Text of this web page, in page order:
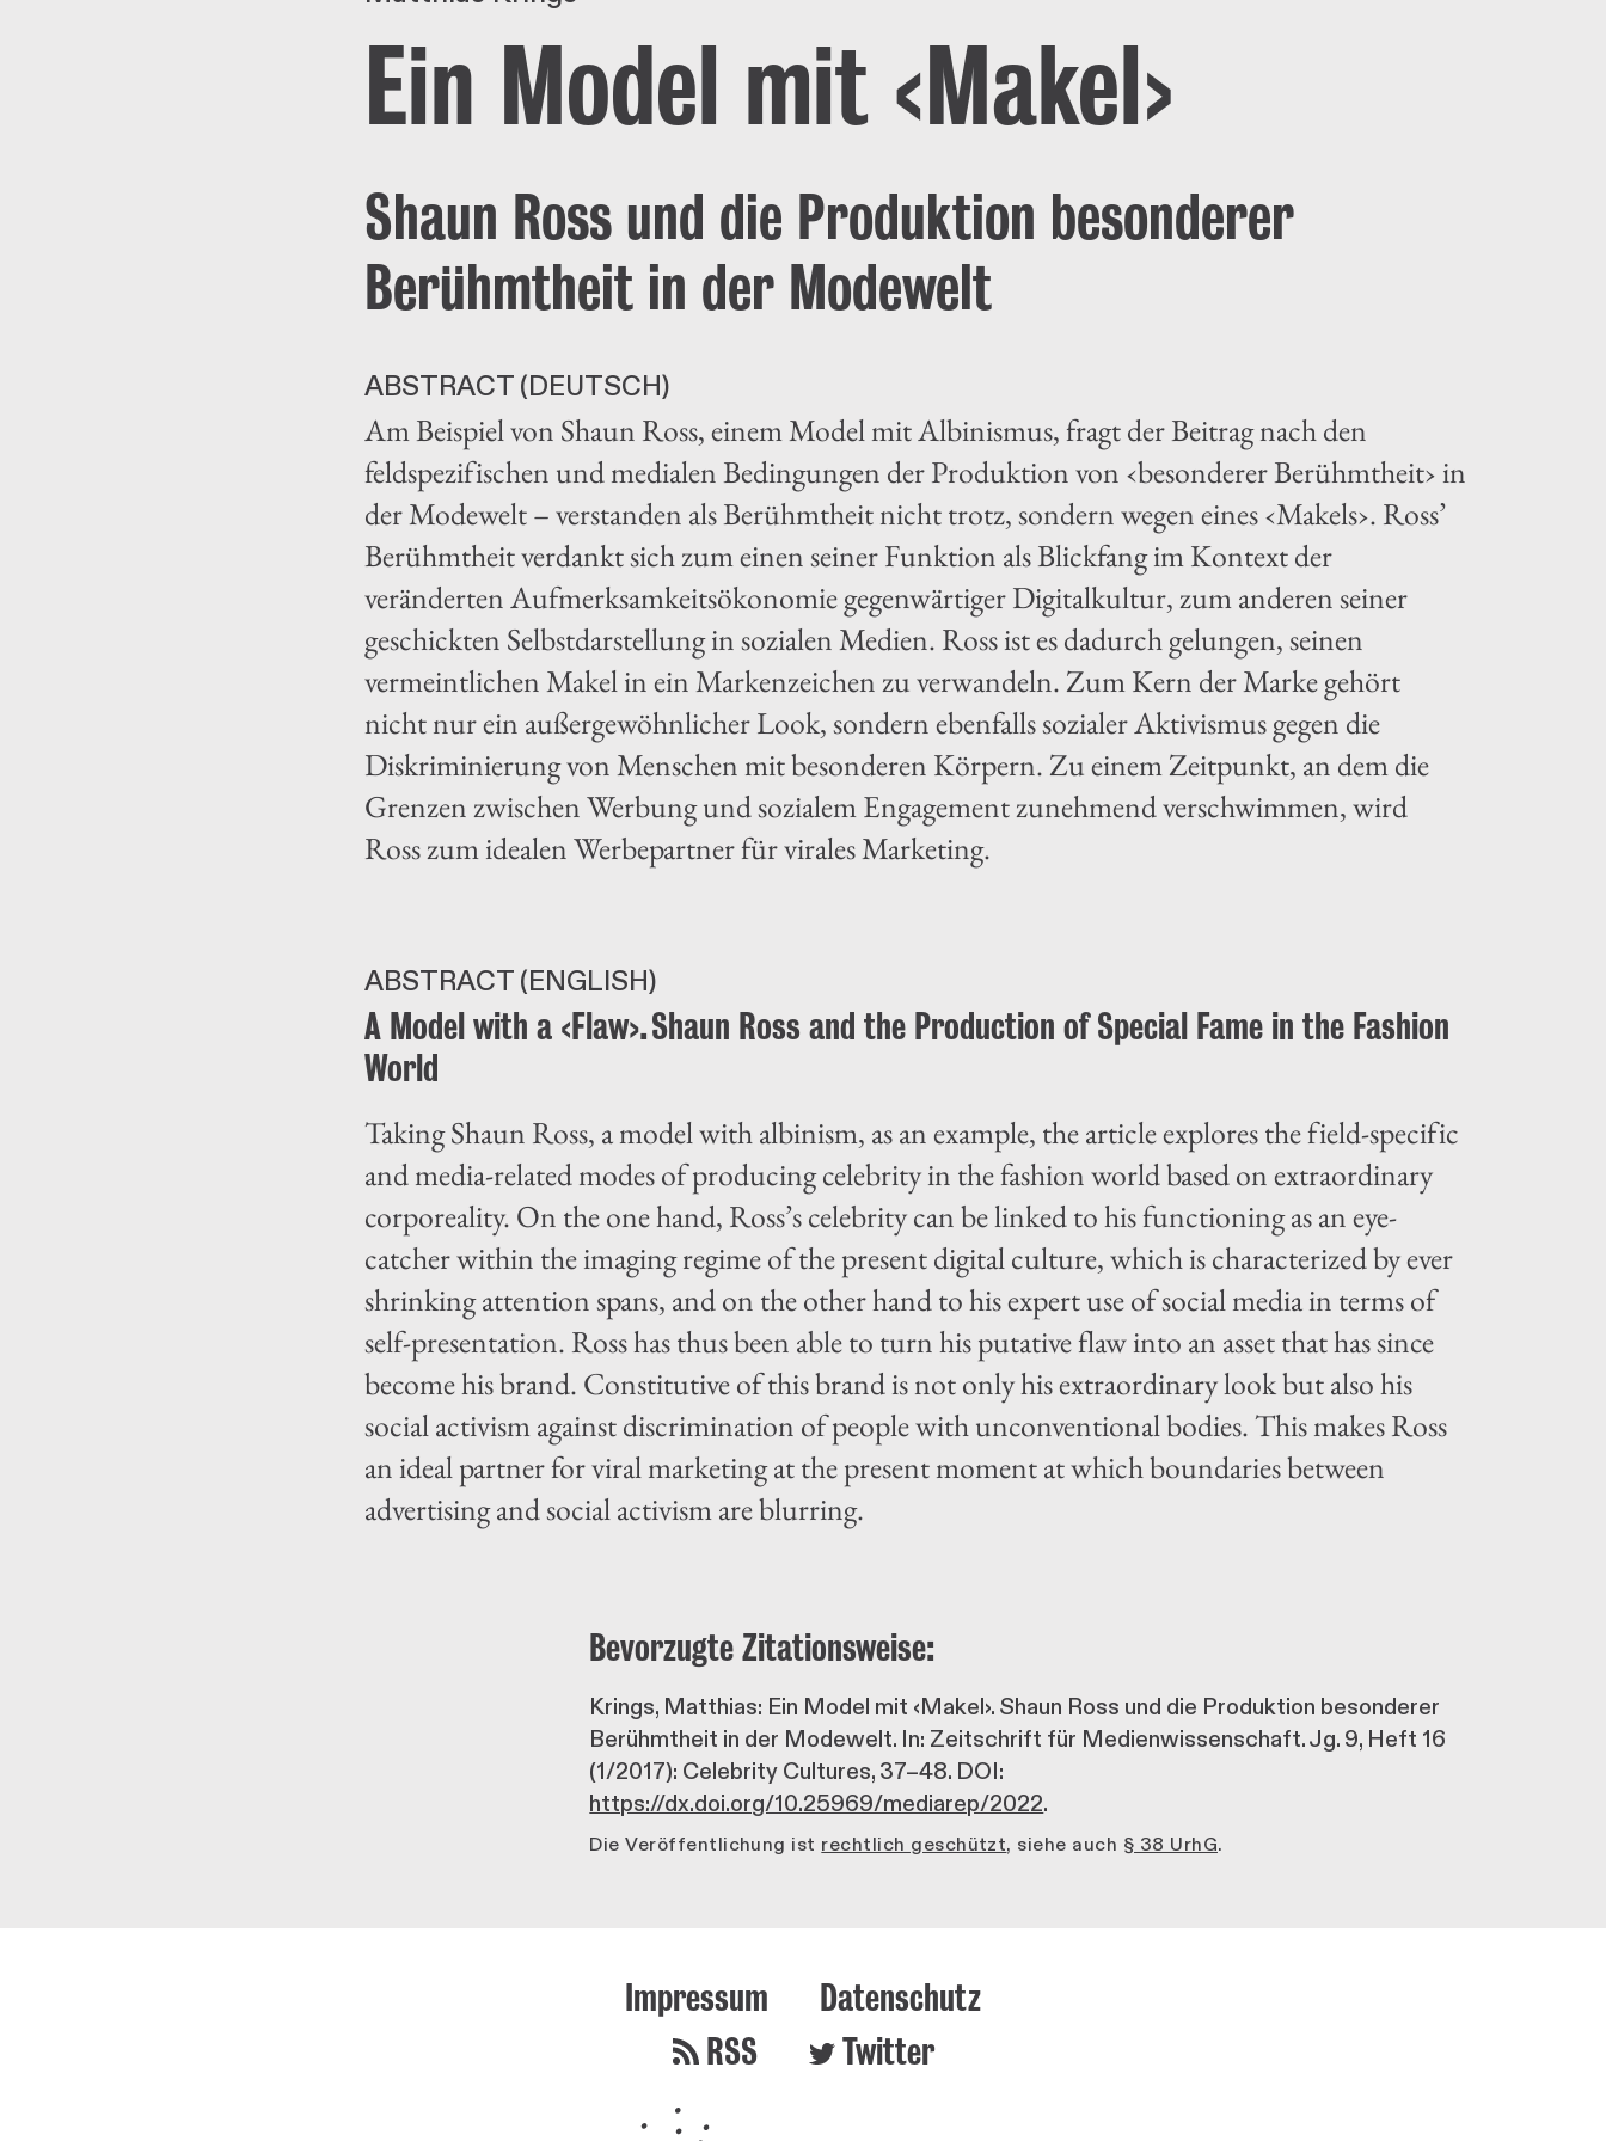
Ein Model mit ‹Makel›
Shaun Ross und die Produktion besonderer
Berühmtheit in der Modewelt
ABSTRACT (DEUTSCH)
Am Beispiel von Shaun Ross, einem Model mit Albinismus, fragt der Beitrag nach den
feldspezifischen und medialen Bedingungen der Produktion von ‹besonderer Berühmtheit› in
der Modewelt – verstanden als Berühmtheit nicht trotz, sondern wegen eines ‹Makels›. Ross’
Berühmtheit verdankt sich zum einen seiner Funktion als Blickfang im Kontext der
veränderten Aufmerksamkeitsökonomie gegenwärtiger Digitalkultur, zum anderen seiner
geschickten Selbstdarstellung in sozialen Medien. Ross ist es dadurch gelungen, seinen
vermeintlichen Makel in ein Markenzeichen zu verwandeln. Zum Kern der Marke gehört
nicht nur ein außergewöhnlicher Look, sondern ebenfalls sozialer Aktivismus gegen die
Diskriminierung von Menschen mit besonderen Körpern. Zu einem Zeitpunkt, an dem die
Grenzen zwischen Werbung und sozialem Engagement zunehmend verschwimmen, wird
Ross zum idealen Werbepartner für virales Marketing.
ABSTRACT (ENGLISH)
A Model with a ‹Flaw›. Shaun Ross and the Production of Special Fame in the Fashion
World
Taking Shaun Ross, a model with albinism, as an example, the article explores the field-specific
and media-related modes of producing celebrity in the fashion world based on extraordinary
corporeality. On the one hand, Ross’s celebrity can be linked to his functioning as an eye-
catcher within the imaging regime of the present digital culture, which is characterized by ever
shrinking attention spans, and on the other hand to his expert use of social media in terms of
self-presentation. Ross has thus been able to turn his putative flaw into an asset that has since
become his brand. Constitutive of this brand is not only his extraordinary look but also his
social activism against discrimination of people with unconventional bodies. This makes Ross
an ideal partner for viral marketing at the present moment at which boundaries between
advertising and social activism are blurring.
Bevorzugte Zitationsweise:
Krings, Matthias: Ein Model mit ‹Makel›. Shaun Ross und die Produktion besonderer
Berühmtheit in der Modewelt. In: Zeitschrift für Medienwissenschaft. Jg. 9, Heft 16
(1/2017): Celebrity Cultures, 37–48. DOI:
https://dx.doi.org/10.25969/mediarep/2022.
Die Veröffentlichung ist rechtlich geschützt, siehe auch § 38 UrhG.
Impressum
Datenschutz
RSS
Twitter